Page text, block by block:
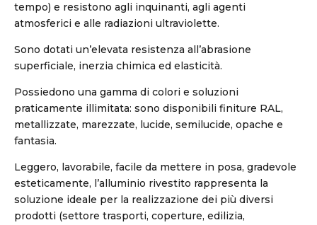
tempo) e resistono agli inquinanti, agli agenti
atmosferici e alle radiazioni ultraviolette.
Sono dotati un’elevata resistenza all’abrasione
superficiale, inerzia chimica ed elasticità.
Possiedono una gamma di colori e soluzioni
praticamente illimitata: sono disponibili finiture RAL,
metallizzate, marezzate, lucide, semilucide, opache e
fantasia.
Leggero, lavorabile, facile da mettere in posa, gradevole
esteticamente, l’alluminio rivestito rappresenta la
soluzione ideale per la realizzazione dei più diversi
prodotti (settore trasporti, coperture, edilizia,